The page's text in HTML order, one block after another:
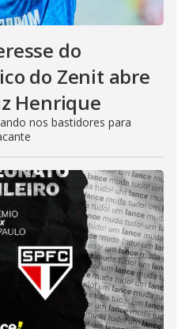
do
do Zenit abre
Henrique
nos bastidores para